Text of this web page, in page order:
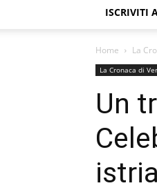
ISCRIVITI
Home La
La Cronaca di
Un